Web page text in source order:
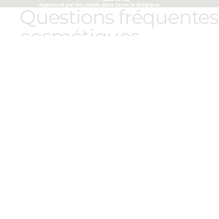
Approuvé par les clients dans toute la Belgique
Questions
cosmétiques